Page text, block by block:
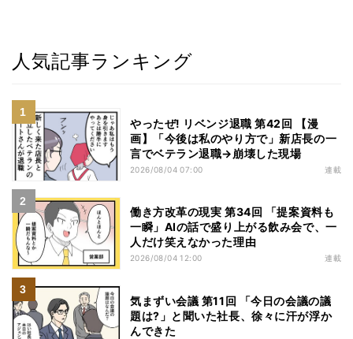
人気記事ランキング
やったぜ! リベンジ退職 第42回 【漫
画】「今後は私のやり方で」新店長の一
言でベテラン退職→崩壊した現場
2026/08/04 07:00 連載
働き方改革の現実 第34回 「提案資料も
一瞬」AIの話で盛り上がる飲み会で、一
人だけ笑えなかった理由
2026/08/04 12:00 連載
気まずい会議 第11回 「今日の会議の議
題は?」と聞いた社長、徐々に汗が浮か
んできた